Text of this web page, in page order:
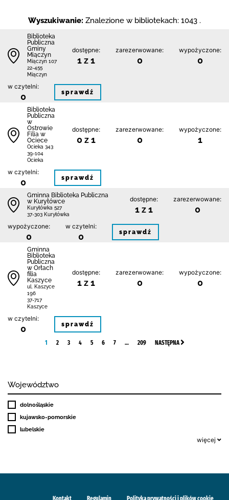
Wyszukiwanie: Znalezione w bibliotekach: 1043 .
Biblioteka
Publiczna
Gminy
Miączyn
Miączyn 107
22-455
Miączyn
dostępne:
1 z 1
zarezerwowane:
0
wypożyczone:
0
w czytelni:
0 sprawdź
Biblioteka
Publiczna
w
Ostrowie
Filia w
Ociece
Ocieka 343
39-104
Ocieka
dostępne:
0 z 1
zarezerwowane:
0
wypożyczone:
1
w czytelni:
0 sprawdź
Gminna Biblioteka Publiczna
w Kuryłówce
Kuryłówka 527
37-303 Kuryłówka
dostępne:
1 z 1
zarezerwowane:
0
wypożyczone:
0
w czytelni:
0 sprawdź
Gminna
Biblioteka
Publiczna
w Orłach
filia
Kaszyce
ul. Kaszyce
196
37-717
Kaszyce
dostępne:
1 z 1
zarezerwowane:
0
wypożyczone:
0
w czytelni:
0 sprawdź
1 2 3 4 5 6 7 … 209 NASTĘPNA
Województwo
dolnośląskie
kujawsko-pomorskie
lubelskie
więcej
Kontakt Regulamin Polityka prywatności i plików cookie